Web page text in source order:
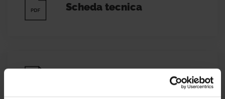
Scheda tecnica
Dichiarazione di conformità